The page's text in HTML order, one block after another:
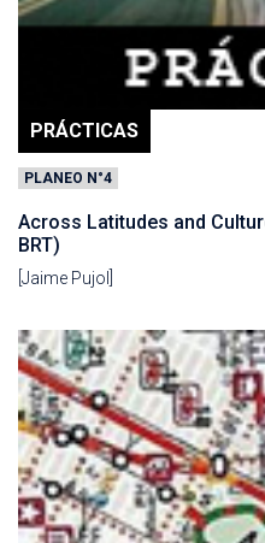
PRÁCTICAS
PLANEO N°4
Across Latitudes and
BRT)
[Jaime Pujol]